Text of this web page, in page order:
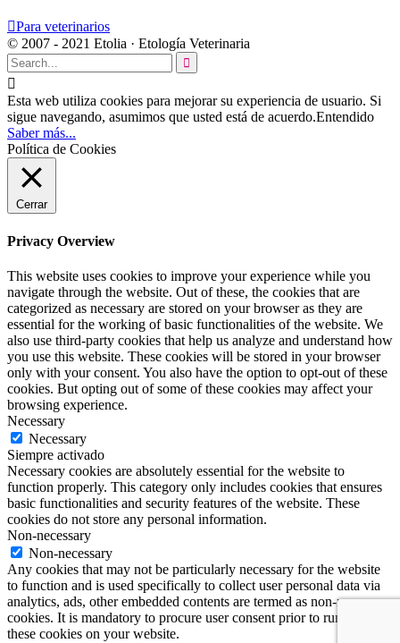
Para veterinarios
© 2007 - 2021 Etolia · Etología Veterinaria


Esta web utiliza cookies para mejorar su experiencia de usuario. Si
sigue navegando, asumimos que usted está de acuerdo.Entendido
Saber más...
Política de Cookies
Cerrar
Privacy Overview
This website uses cookies to improve your experience while you
navigate through the website. Out of these, the cookies that are
categorized as necessary are stored on your browser as they are
essential for the working of basic functionalities of the website. We
also use third-party cookies that help us analyze and understand how
you use this website. These cookies will be stored in your browser
only with your consent. You also have the option to opt-out of these
cookies. But opting out of some of these cookies may affect your
browsing experience.
Necessary
Necessary
Siempre activado
Necessary cookies are absolutely essential for the website to
function properly. This category only includes cookies that ensures
basic functionalities and security features of the website. These
cookies do not store any personal information.
Non-necessary
Non-necessary
Any cookies that may not be particularly necessary for the website
to function and is used specifically to collect user personal data via
analytics, ads, other embedded contents are termed as non-necessary
cookies. It is mandatory to procure user consent prior to running
these cookies on your website.